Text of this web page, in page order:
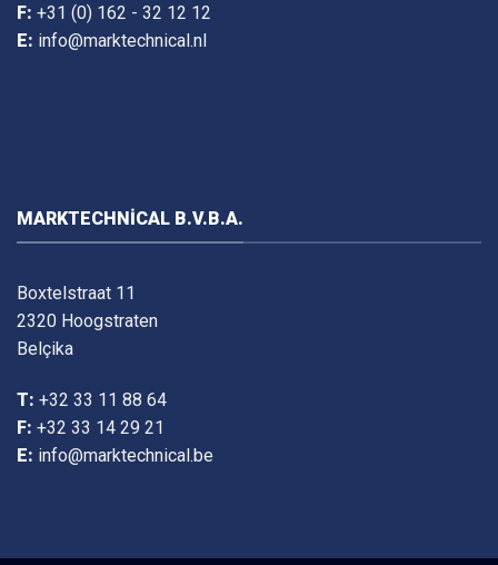
F: +31 (0) 162 - 32 12 12
E: info@marktechnical.nl
MARKTECHNICAL B.V.B.A.
Boxtelstraat 11
2320 Hoogstraten
Belçika
T: +32 33 11 88 64
F: +32 33 14 29 21
E: info@marktechnical.be